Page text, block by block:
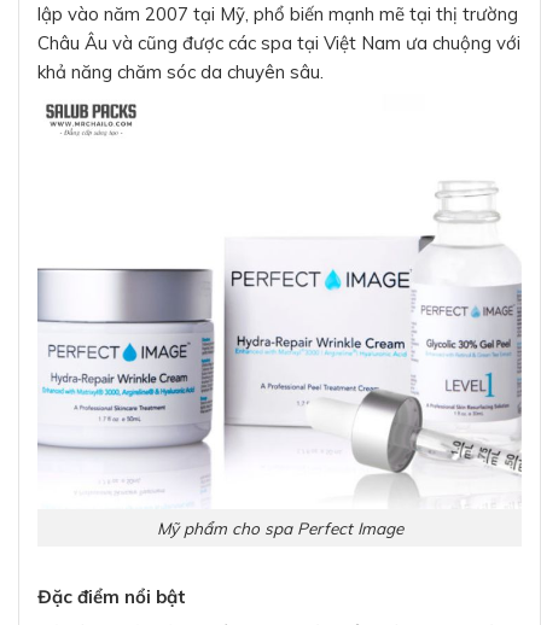
lập vào năm 2007 tại Mỹ, phổ biến mạnh mẽ tại thị trường
Châu Âu và cũng được các spa tại Việt Nam ưa chuộng với
khả năng chăm sóc da chuyên sâu.
Mỹ phẩm cho spa Perfect Image
Đặc điểm nổi bật